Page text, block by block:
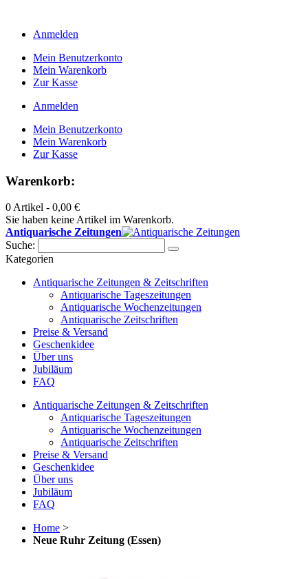
Anmelden
Mein Benutzerkonto
Mein Warenkorb
Zur Kasse
Anmelden
Mein Benutzerkonto
Mein Warenkorb
Zur Kasse
Warenkorb:
0 Artikel - 0,00 €
Sie haben keine Artikel im Warenkorb.
Antiquarische Zeitungen
Suche:
Kategorien
Antiquarische Zeitungen & Zeitschriften
Antiquarische Tageszeitungen
Antiquarische Wochenzeitungen
Antiquarische Zeitschriften
Preise & Versand
Geschenkidee
Über uns
Jubiläum
FAQ
Antiquarische Zeitungen & Zeitschriften
Antiquarische Tageszeitungen
Antiquarische Wochenzeitungen
Antiquarische Zeitschriften
Preise & Versand
Geschenkidee
Über uns
Jubiläum
FAQ
Home >
Neue Ruhr Zeitung (Essen)